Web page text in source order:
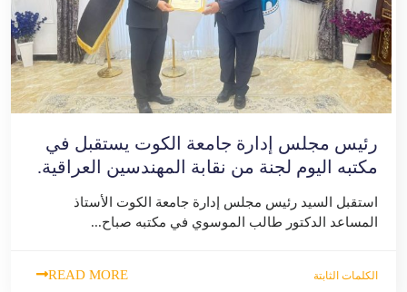
رئيس مجلس إدارة جامعة الكوت يستقبل في
مكتبه اليوم لجنة من نقابة المهندسين العراقية.
المساعد الدكتور طالب الموسوي في مكتبه صباح...
الكلمات الثابتة READ MORE